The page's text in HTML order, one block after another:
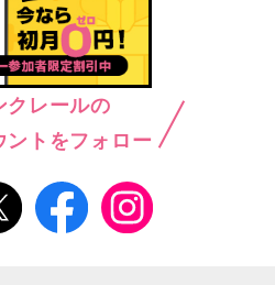
クレールの
ントをフォロー